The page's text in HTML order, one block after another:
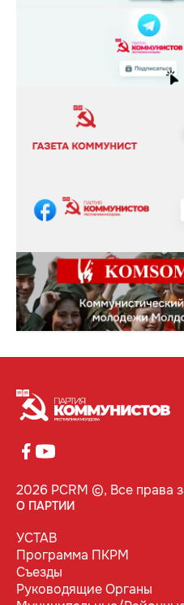
2026 PCRM ©, Все права
О ПАРТИИ
УСТАВ
Программа ПКРМ
Съезды
Руководящие Органы